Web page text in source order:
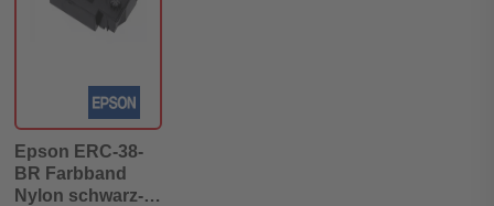
Epson ERC-38-
BR Farbband
Nylon schwarz-